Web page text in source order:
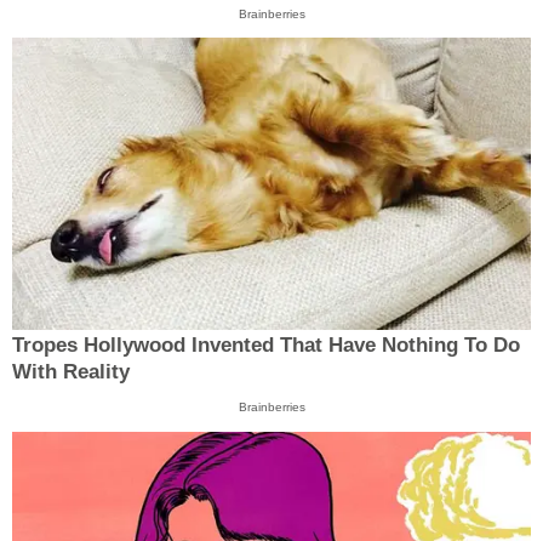
Brainberries
Tropes Hollywood Invented That Have Nothing To Do
With Reality
Brainberries